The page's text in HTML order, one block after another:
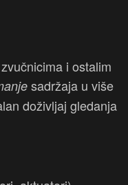
i ostalim
sadržaja u više
doživljaj gledanja